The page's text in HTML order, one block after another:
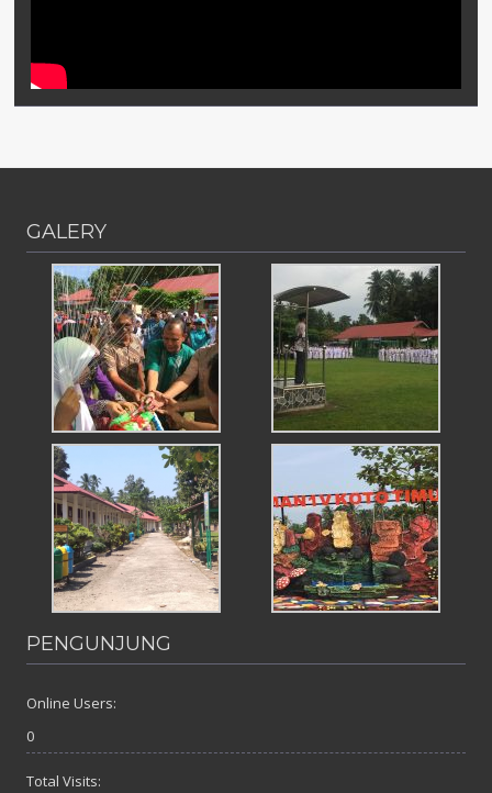
GALERY
PENGUNJUNG
Online Users:
0
Total Visits: